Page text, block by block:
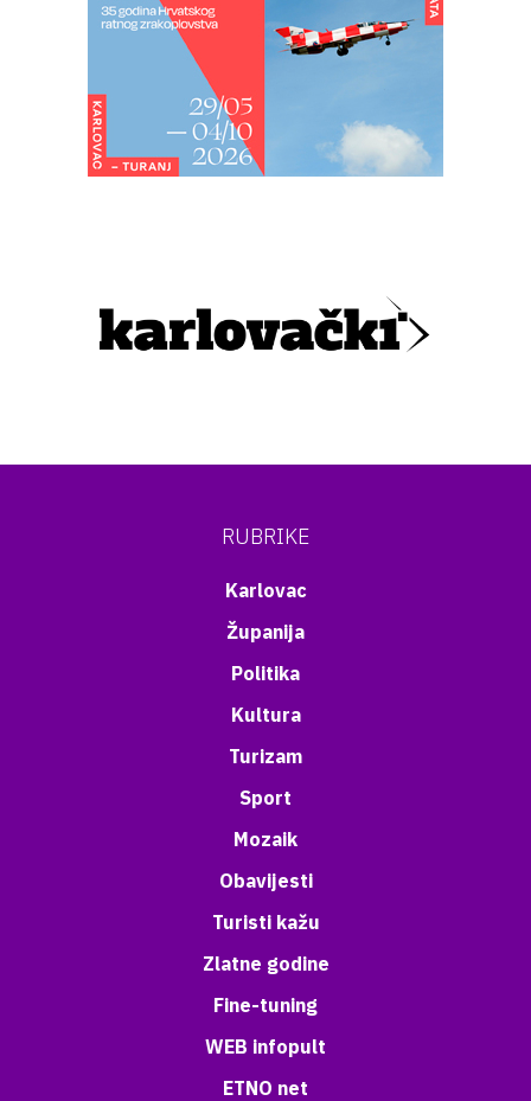
RUBRIKE
Karlovac
Županija
Politika
Kultura
Turizam
Sport
Mozaik
Obavijesti
Turisti kažu
Zlatne godine
Fine-tuning
WEB infopult
ETNO net